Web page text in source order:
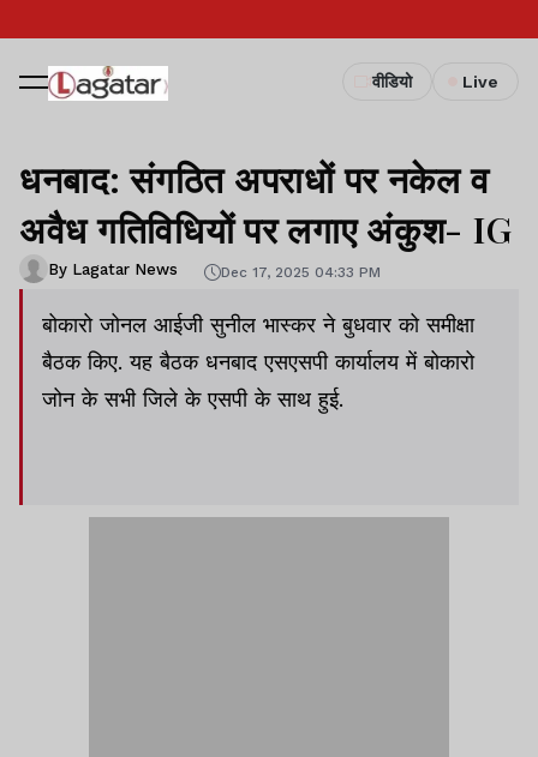
वीडियो Live
धनबाद: संगठित अपराधों पर नकेल व
अवैध गतिविधियों पर लगाए अंकुश- IG
By Lagatar News Dec 17, 2025 04:33 PM
बोकारो जोनल आईजी सुनील भास्कर ने बुधवार को समीक्षा
बैठक किए. यह बैठक धनबाद एसएसपी कार्यालय में बोकारो
जोन के सभी जिले के एसपी के साथ हुई.